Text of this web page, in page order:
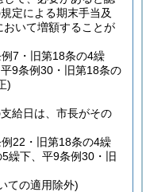
定による期末手当及
いて増額することが
7・旧第18条の4繰
9条例30・旧第18条の
)
給日は、市長がその
22・旧第18条の4繰
繰下、平9条例30・旧
ての適用除外)